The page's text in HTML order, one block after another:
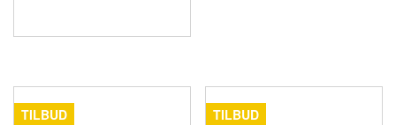
TILBUD TILBUD